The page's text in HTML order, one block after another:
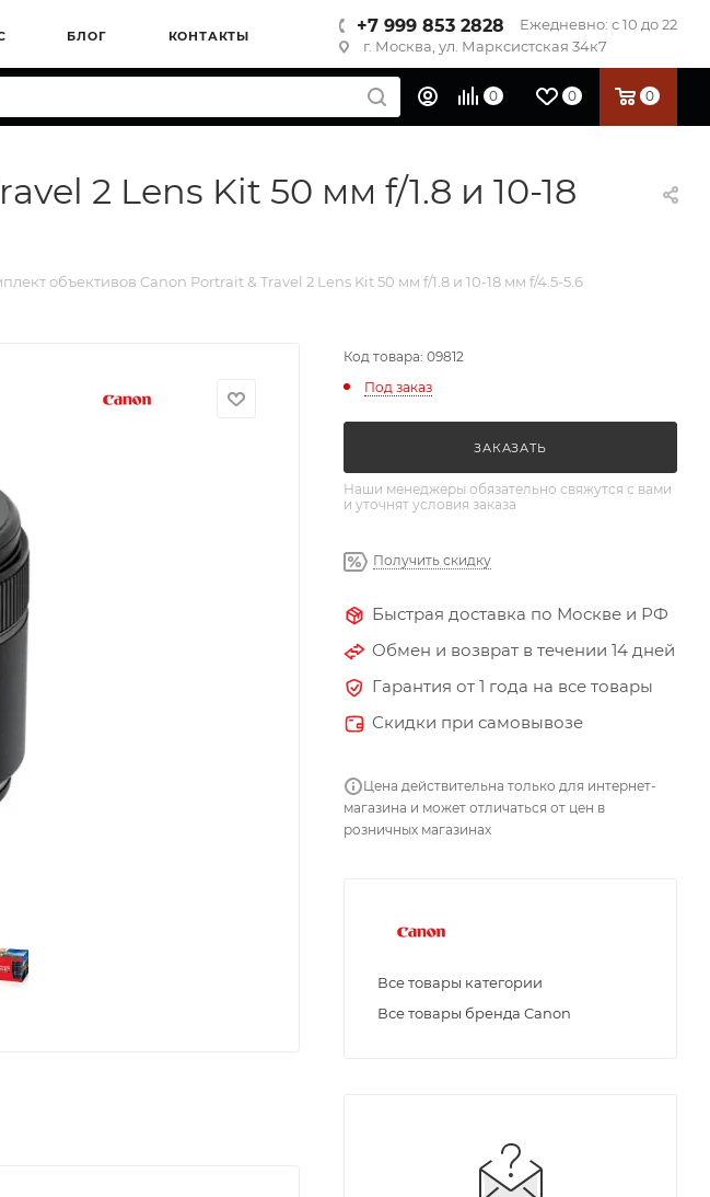
БЛОГ КОНТАКТЫ
+7 999 853 2828
Ежедневно: с 10 до 22
г. Москва, ул. Марксистская 34к7
0 0 0
2 Lens Kit 50 мм f/1.8 и 10-18
объективов Canon Portrait & Travel 2 Lens Kit 50 мм f/1.8 и 10-18 мм f/4.5-5.6
Код товара: 09812
Под заказ
ЗАКАЗАТЬ
Наши менеджеры обязательно свяжутся с вами
и уточнят условия заказа
Получить скидку
Быстрая доставка по Москве и РФ
Обмен и возврат в течении 14 дней
Гарантия от 1 года на все товары
Скидки при самовывозе
Цена действительна только для интернет-
магазина и может отличаться от цен в
розничных магазинах
Все товары категории
Все товары бренда Canon